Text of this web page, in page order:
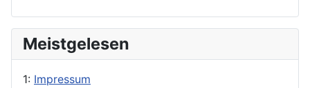
Meistgelesen
1: Impressum